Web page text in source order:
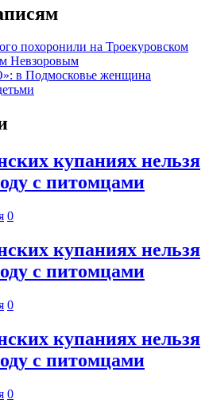
похоронили на Троекуровском
Невзоровым
в Подмосковье женщина
купаниях нельзя
с питомцами
0
купаниях нельзя
с питомцами
0
купаниях нельзя
с питомцами
0